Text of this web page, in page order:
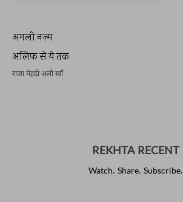
अगली नज़्म
अलिफ़ से ये तक
राजा मेहदी अली ख़ाँ
REKHTA RECENT
Watch. Share. Subscribe.